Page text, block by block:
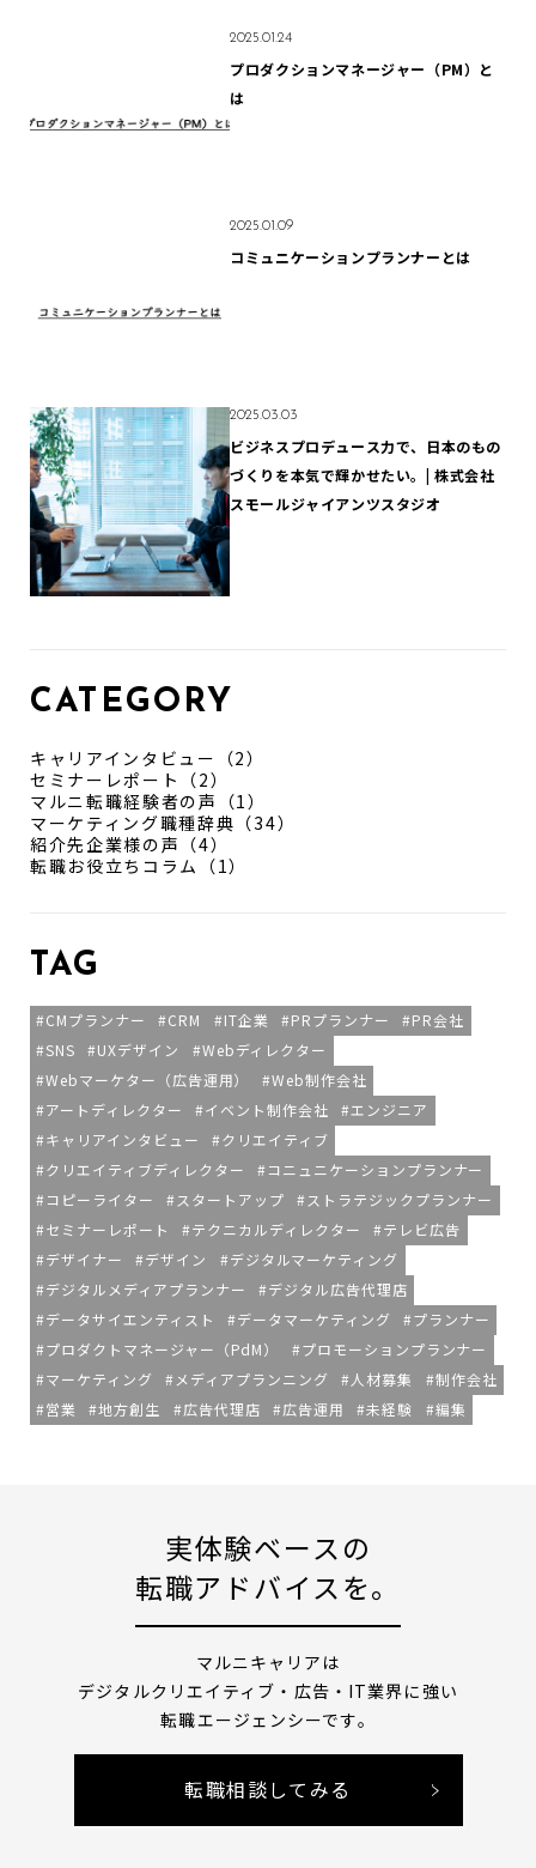
2025.01.24
プロダクションマネージャー（PM）と
は
2025.01.09
コミュニケーションプランナーとは
2025.03.03
ビジネスプロデュース力で、日本のもの
づくりを本気で輝かせたい。| 株式会社
スモールジャイアンツスタジオ
CATEGORY
キャリアインタビュー（2）
セミナーレポート（2）
マルニ転職経験者の声（1）
マーケティング職種辞典（34）
紹介先企業様の声（4）
転職お役立ちコラム（1）
TAG
CMプランナー CRM IT企業 PRプランナー
PR会社
SNS
UXデザイン
Webディレクター
Webマーケター（広告運用）
Web制作会社
アートディレクター
イベント制作会社
エンジニア
キャリアインタビュー
クリエイティブ
クリエイティブディレクター
コニュニケーションプランナー
コピーライター
スタートアップ
ストラテジックプランナー
セミナーレポート
テクニカルディレクター
テレビ広告
デザイナー
デザイン
デジタルマーケティング
デジタルメディアプランナー
デジタル広告代理店
データサイエンティスト
データマーケティング
プランナー
プロダクトマネージャー（PdM）
プロモーションプランナー
マーケティング
メディアプランニング 人材募集
制作会社
営業
地方創生 広告代理店 広告運用 未経験 編集
実体験ベースの
転職アドバイスを。
マルニキャリアは
デジタルクリエイティブ・広告・IT業界に強い
転職エージェンシーです。
転職相談してみる